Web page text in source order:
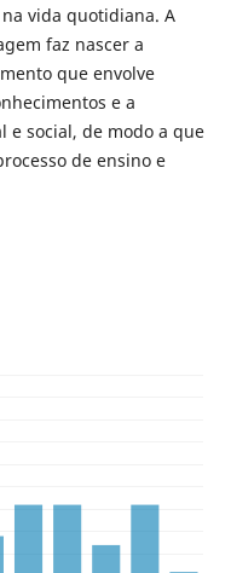
vida quotidiana. A
faz nascer a
que envolve
e a
social, de modo a que
de ensino e